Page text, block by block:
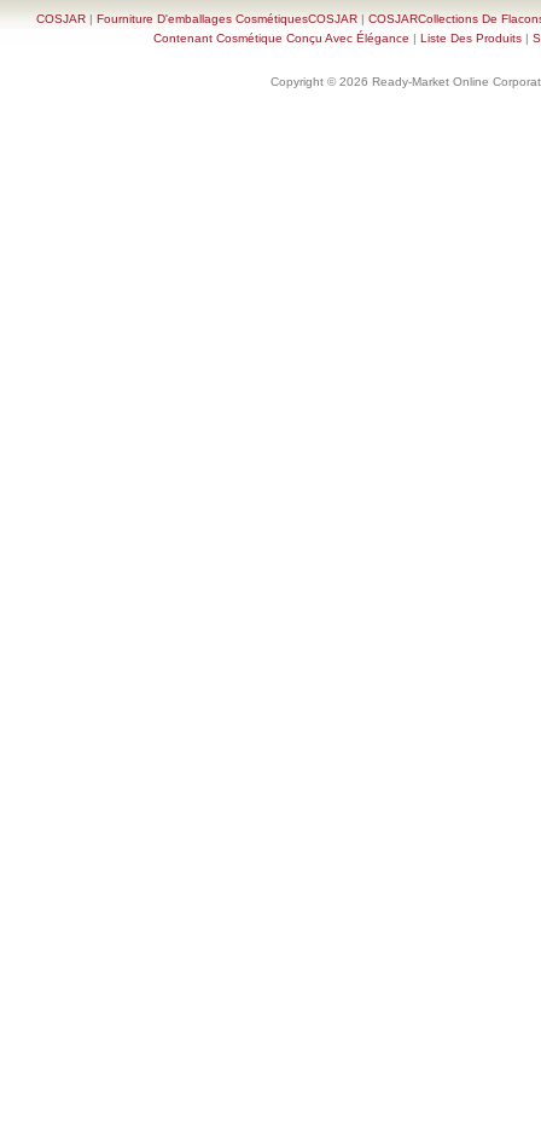
COSJAR | Fourniture D'emballages CosmétiquesCOSJAR | COSJARCollections De
Contenant Cosmétique Conçu Avec Élégance | Liste Des Produits |
Copyright © 2026 Ready-Market Online